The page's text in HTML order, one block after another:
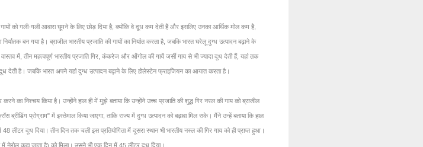
को गली-गली आवारा घूमने के लिए छोड़ दिया है, क्योंकि वे दूध कम देती हैं और इसलिए उनका आर्थिक मोल कम है,
बन गया है। ब्राजील भारतीय प्रजाति की गायों का निर्यात करता है, जबकि भारत घरेलू दुग्ध उत्पादन बढ़ाने के
में, तीन महत्वपूर्ण भारतीय प्रजाति गिर, कंकरेज और ओंगोल की गायें जर्सी गाय से भी ज्यादा दूध देती हैं, यहां तक
दूध देती है। जबकि भारत अपने यहां दुग्ध उत्पादन बढ़ाने के लिए होलेस्टेन फ्राइजियन का आयात करता है।
का निश्चय किया है। उन्होंने हाल ही में मुझे बताया कि उन्होंने उच्च प्रजाति की शुद्ध गिर नस्ल की गाय को ब्राजील
प्रोग्राम" में इस्तेमाल किया जाएगा, ताकि राज्य में दुग्ध उत्पादन को बढ़ावा मिल सके। मैंने उन्हें बताया कि हाल
लीटर दूध दिया। तीन दिन तक चली इस प्रतियोगिता में दूसरा स्थान भी भारतीय नस्ल की गिर गाय को ही प्राप्त हुआ।
कहा जाता है) को मिला। उसने भी एक दिन में 45 लीटर दूध दिया।